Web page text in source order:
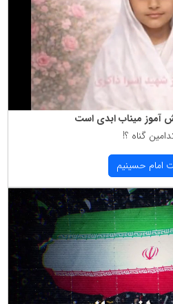
آموز میناب ابدی است
گناه ؟!
امام حسینیم